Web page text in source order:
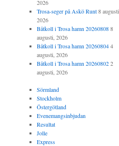
2026
Trosa-seger på Askö Runt 8 augusti,
2026
Båtkoll i Trosa hamn 20260808 8
augusti, 2026
Båtkoll i Trosa hamn 20260804 4
augusti, 2026
Båtkoll i Trosa hamn 20260802 2
augusti, 2026
Sörmland
Stockholm
Östergötland
Evenemangsinbjudan
Resultat
Jolle
Express